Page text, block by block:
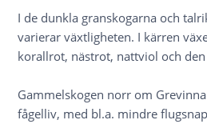
I de dunkla granskogarna och
varierar växtligheten. I kärren
korallrot, nästrot, nattviol och
Gammelskogen norr om
fågelliv, med bl.a. mindre